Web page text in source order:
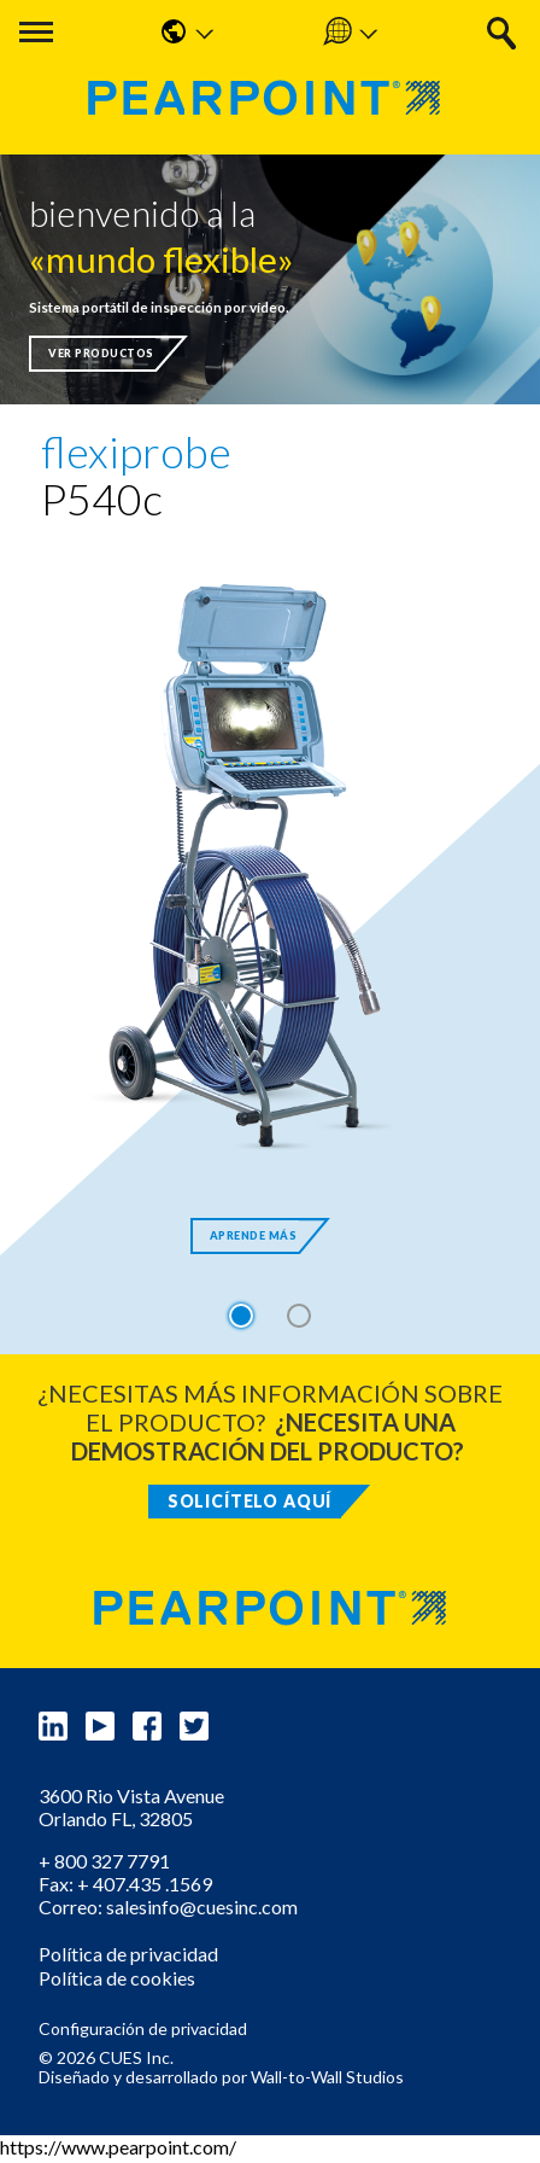
Americas
EMEA & APAC
English
Nederlands
Français
Español
Deutsche
bienvenido a la
«mundo flexible»
Sistema portátil de inspección por vídeo.
VER PRODUCTOS
APRENDE MÁS
flexiprobe
P540c
¿NECESITAS MÁS INFORMACIÓN SOBRE
EL PRODUCTO? ¿NECESITA UNA
DEMOSTRACIÓN DEL PRODUCTO?
SOLICÍTELO AQUÍ
3600 Rio Vista Avenue
Orlando FL, 32805
+ 800 327 7791
Fax: + 407.435 .1569
Correo: salesinfo@cuesinc.com
Política de privacidad
Política de cookies
Configuración de privacidad
© 2026 CUES Inc.
Diseñado y desarrollado porWall-to-Wall Studios
https://www.pearpoint.com/